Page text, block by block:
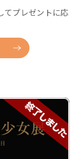
てプレゼントに応